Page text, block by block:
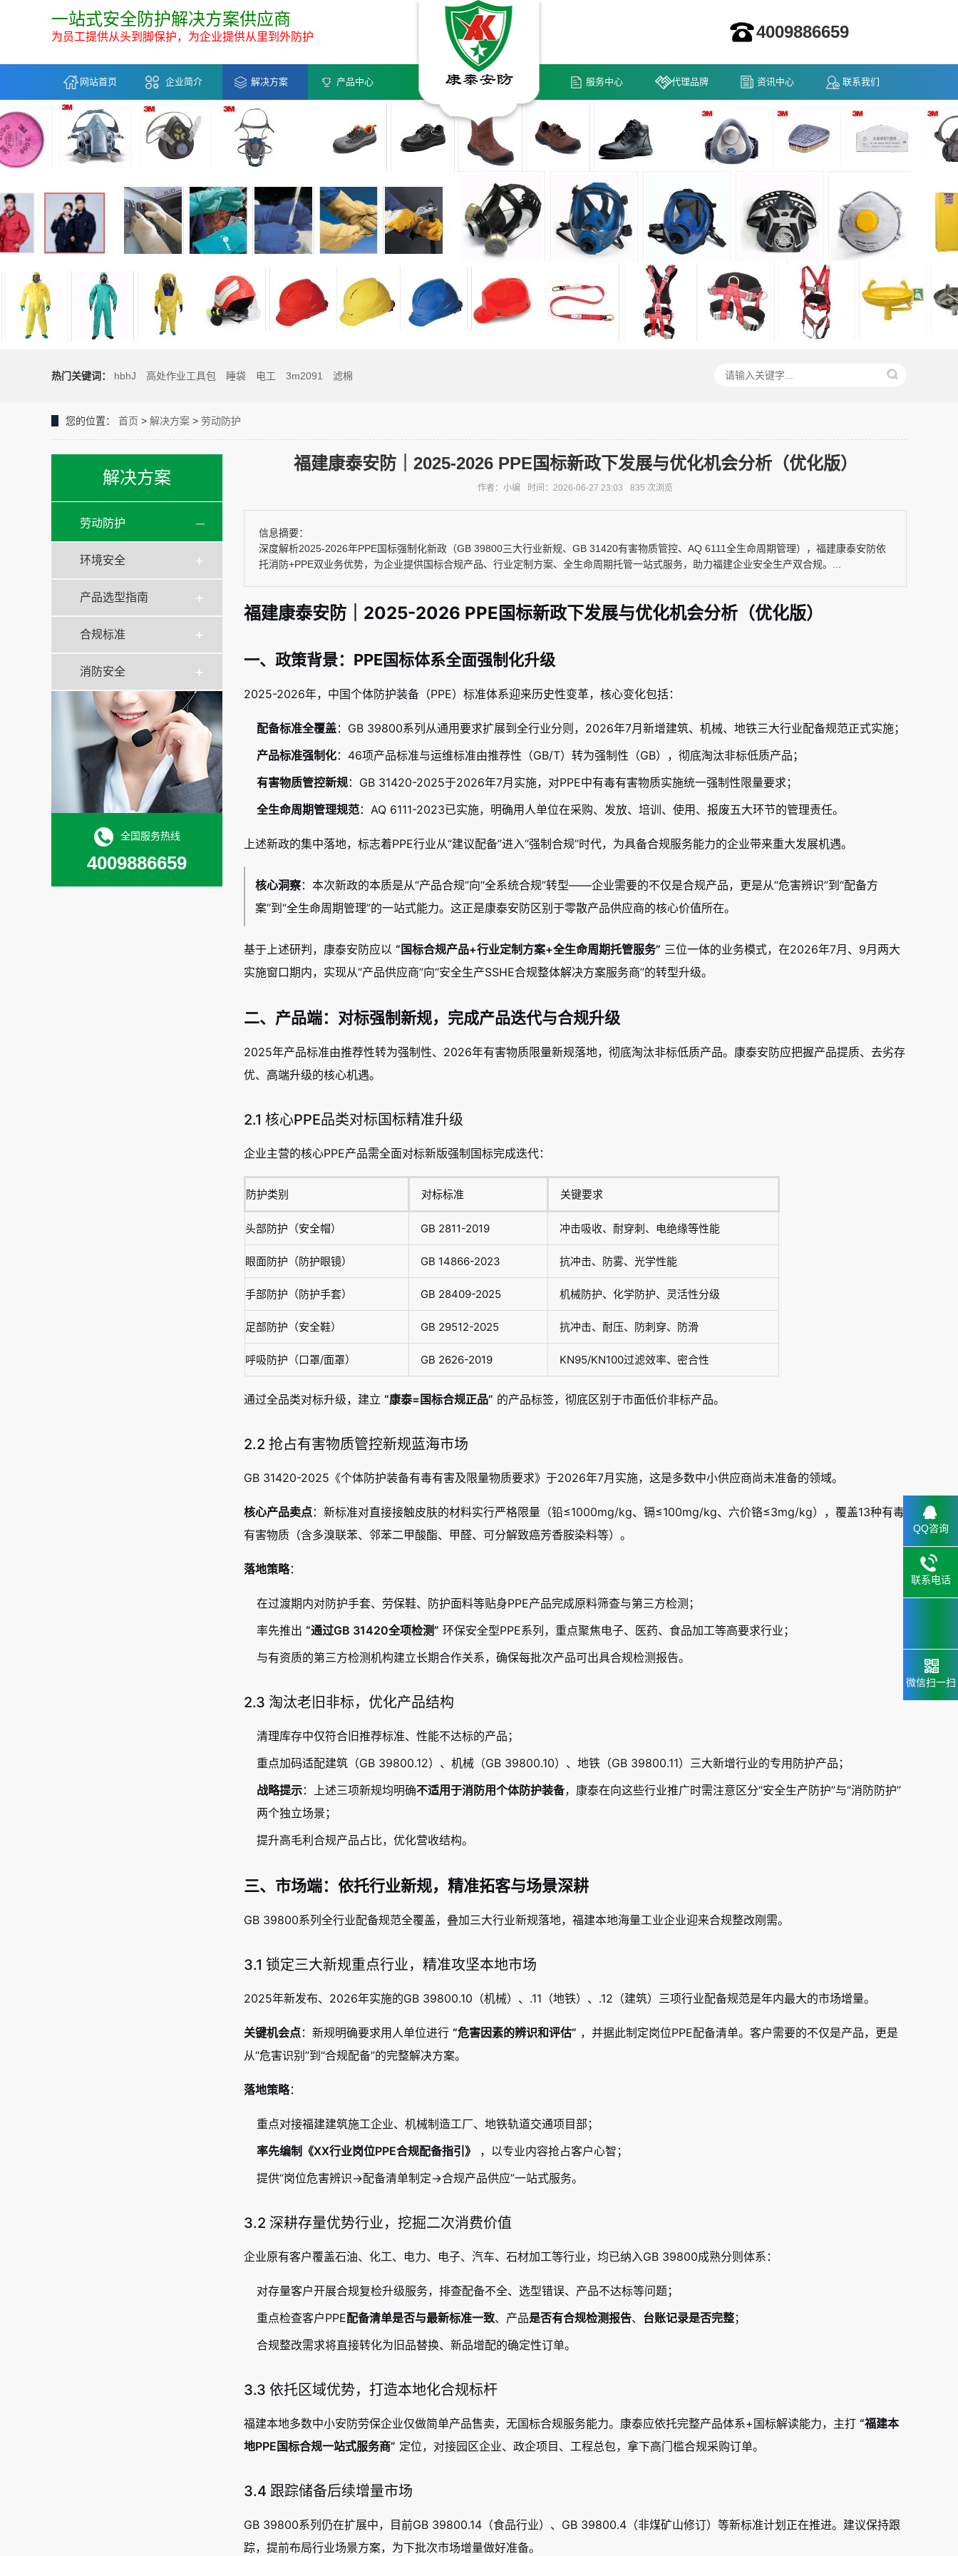
一站式安全防护解决方案供应商
为员工提供从头到脚保护，为企业提供从里到外防护 4009886659
网站首页 企业简介 解决方案 产品中心 服务中心 代理品牌 资讯中心 联系我们
热门关键词： hbhJ 高处作业工具包 睡袋 电工 3m2091 滤棉
您的位置： 首页 > 解决方案 > 劳动防护
解决方案
劳动防护
环境安全
产品选型指南
合规标准
消防安全
全国服务热线
4009886659
福建康泰安防｜2025-2026 PPE国标新政下发展与优化机会分析（优化版）
作者：小编 时间：2026-06-27 23:03 835 次浏览
信息摘要：
深度解析2025-2026年PPE国标强制化新政（GB 39800三大行业新规、GB 31420有害物质管控、AQ 6111全生命周期管理），福建康泰安防依
托消防+PPE双业务优势，为企业提供国标合规产品、行业定制方案、全生命周期托管一站式服务，助力福建企业安全生产双合规。...
福建康泰安防｜2025-2026 PPE国标新政下发展与优化机会分析（优化版）
一、政策背景：PPE国标体系全面强制化升级
2025-2026年，中国个体防护装备（PPE）标准体系迎来历史性变革，核心变化包括：
配备标准全覆盖：GB 39800系列从通用要求扩展到全行业分则，2026年7月新增建筑、机械、地铁三大行业配备规范正式实施；
产品标准强制化：46项产品标准与运维标准由推荐性（GB/T）转为强制性（GB），彻底淘汰非标低质产品；
有害物质管控新规：GB 31420-2025于2026年7月实施，对PPE中有毒有害物质实施统一强制性限量要求；
全生命周期管理规范：AQ 6111-2023已实施，明确用人单位在采购、发放、培训、使用、报废五大环节的管理责任。
上述新政的集中落地，标志着PPE行业从“建议配备”进入“强制合规”时代，为具备合规服务能力的企业带来重大发展机遇。
核心洞察：本次新政的本质是从“产品合规”向“全系统合规”转型——企业需要的不仅是合规产品，更是从“危害辨识”到“配备方
案”到“全生命周期管理”的一站式能力。这正是康泰安防区别于零散产品供应商的核心价值所在。
基于上述研判，康泰安防应以 “国标合规产品+行业定制方案+全生命周期托管服务” 三位一体的业务模式，在2026年7月、9月两大
实施窗口期内，实现从“产品供应商”向“安全生产SSHE合规整体解决方案服务商”的转型升级。
二、产品端：对标强制新规，完成产品迭代与合规升级
2025年产品标准由推荐性转为强制性、2026年有害物质限量新规落地，彻底淘汰非标低质产品。康泰安防应把握产品提质、去劣存
优、高端升级的核心机遇。
2.1 核心PPE品类对标国标精准升级
企业主营的核心PPE产品需全面对标新版强制国标完成迭代：
防护类别 对标标准 关键要求
头部防护（安全帽） GB 2811-2019 冲击吸收、耐穿刺、电绝缘等性能
眼面防护（防护眼镜） GB 14866-2023 抗冲击、防雾、光学性能
手部防护（防护手套） GB 28409-2025 机械防护、化学防护、灵活性分级
足部防护（安全鞋） GB 29512-2025 抗冲击、耐压、防刺穿、防滑
呼吸防护（口罩/面罩） GB 2626-2019 KN95/KN100过滤效率、密合性
通过全品类对标升级，建立 “康泰=国标合规正品” 的产品标签，彻底区别于市面低价非标产品。
2.2 抢占有害物质管控新规蓝海市场
GB 31420-2025《个体防护装备有毒有害及限量物质要求》于2026年7月实施，这是多数中小供应商尚未准备的领域。
核心产品卖点：新标准对直接接触皮肤的材料实行严格限量（铅≤1000mg/kg、镉≤100mg/kg、六价铬≤3mg/kg），覆盖13种有毒
有害物质（含多溴联苯、邻苯二甲酸酯、甲醛、可分解致癌芳香胺染料等）。
落地策略：
在过渡期内对防护手套、劳保鞋、防护面料等贴身PPE产品完成原料筛查与第三方检测；
率先推出 “通过GB 31420全项检测” 环保安全型PPE系列，重点聚焦电子、医药、食品加工等高要求行业；
与有资质的第三方检测机构建立长期合作关系，确保每批次产品可出具合规检测报告。
2.3 淘汰老旧非标，优化产品结构
清理库存中仅符合旧推荐标准、性能不达标的产品；
重点加码适配建筑（GB 39800.12）、机械（GB 39800.10）、地铁（GB 39800.11）三大新增行业的专用防护产品；
战略提示：上述三项新规均明确不适用于消防用个体防护装备，康泰在向这些行业推广时需注意区分“安全生产防护”与“消防防护”
两个独立场景；
提升高毛利合规产品占比，优化营收结构。
三、市场端：依托行业新规，精准拓客与场景深耕
GB 39800系列全行业配备规范全覆盖，叠加三大行业新规落地，福建本地海量工业企业迎来合规整改刚需。
3.1 锁定三大新规重点行业，精准攻坚本地市场
2025年新发布、2026年实施的GB 39800.10（机械）、.11（地铁）、.12（建筑）三项行业配备规范是年内最大的市场增量。
关键机会点：新规明确要求用人单位进行 “危害因素的辨识和评估” ，并据此制定岗位PPE配备清单。客户需要的不仅是产品，更是
从“危害识别”到“合规配备”的完整解决方案。
落地策略：
重点对接福建建筑施工企业、机械制造工厂、地铁轨道交通项目部；
率先编制《XX行业岗位PPE合规配备指引》
，以专业内容抢占客户心智；
提供“岗位危害辨识→配备清单制定→合规产品供应”一站式服务。
3.2 深耕存量优势行业，挖掘二次消费价值
企业原有客户覆盖石油、化工、电力、电子、汽车、石材加工等行业，均已纳入GB 39800成熟分则体系：
对存量客户开展合规复检升级服务，排查配备不全、选型错误、产品不达标等问题；
重点检查客户PPE配备清单是否与最新标准一致、产品是否有合规检测报告、 台账记录是否完整；
合规整改需求将直接转化为旧品替换、新品增配的确定性订单。
3.3 依托区域优势，打造本地化合规标杆
福建本地多数中小安防劳保企业仅做简单产品售卖，无国标合规服务能力。康泰应依托完整产品体系+国标解读能力，主打 “福建本
地PPE国标合规一站式服务商” 定位，对接园区企业、政企项目、工程总包，拿下高门槛合规采购订单。
3.4 跟踪储备后续增量市场
GB 39800系列仍在扩展中，目前GB 39800.14（食品行业）、GB 39800.4（非煤矿山修订）等新标准计划正在推进。建议保持跟
踪，提前布局行业场景方案，为下批次市场增量做好准备。
QQ咨询
联系电话
微信扫一扫